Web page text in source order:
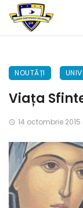
NOUTĂȚI
Viața
14 octombrie 2015